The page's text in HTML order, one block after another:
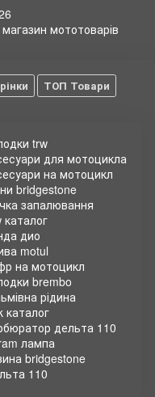
мототоварів
ТОП Товари
trw
для мотоцикла
на мотоцикл
bridgestone
запалювання
каталог
дио
motul
на мотоцикл
brembo
рідина
каталог
дельта 110
лампа
bridgestone
110